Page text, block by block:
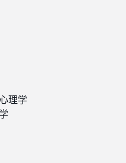
理学